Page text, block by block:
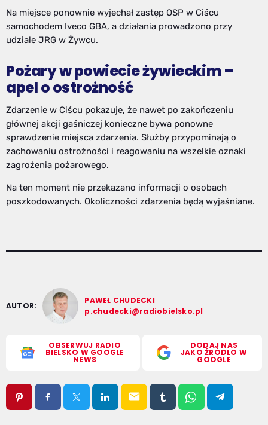
Na miejsce ponownie wyjechał zastęp OSP w Ciścu
samochodem Iveco GBA, a działania prowadzono przy
udziale JRG w Żywcu.
Pożary w powiecie żywieckim –
apel o ostrożność
Zdarzenie w Ciścu pokazuje, że nawet po zakończeniu
głównej akcji gaśniczej konieczne bywa ponowne
sprawdzenie miejsca zdarzenia. Służby przypominają o
zachowaniu ostrożności i reagowaniu na wszelkie oznaki
zagrożenia pożarowego.
Na ten moment nie przekazano informacji o osobach
poszkodowanych. Okoliczności zdarzenia będą wyjaśniane.
AUTOR:
PAWEŁ CHUDECKI
p.chudecki@radiobielsko.pl
OBSERWUJ RADIO
BIELSKO W GOOGLE
NEWS
DODAJ NAS
JAKO ŹRÓDŁO W
GOOGLE
email